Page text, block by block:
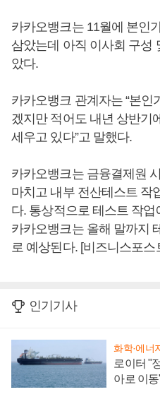
카카오뱅크는 11월에 본인
삼았는데 아직 이사회 구성
았다.
카카오뱅크 관계자는 “본
겠지만 적어도 내년 상반기
세우고 있다”고 말했다.
카카오뱅크는 금융결제원
마치고 내부 전산테스트 작
다. 통상적으로 테스트 작
카카오뱅크는 올해 말까지
로 예상된다. [비즈니스포스
인기기사
화학·에너
로이터 "
아로 이